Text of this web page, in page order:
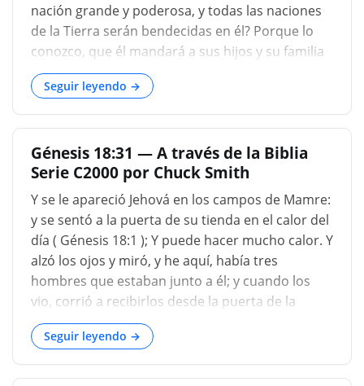
nación grande y poderosa, y todas las naciones
de la Tierra serán bendecidas en él? Porque lo
conozco, que él mandará a sus hijos y su familia
después de él, y mantendrán el camino del
Señor, a hacer justicia y juicio; que el Señor
pueda traer a Abraham lo que ha hablado de él.
_. Abraham se llama «el amigo de Dios. »No fue
simplemente que Dios fuera su amigo; Eso fue
sin brusquedad, y fue una gran maravilla de
gracia; Pero fue honrado de ser llamado «el
amigo de Dios» ', uno con quien Dios podía
celebrar dulce conversación, un hombre
después de su propio corazón, en quien confiaba
en quien revelaba sus secretos. Me temo que no
hay muchos hombres de la clase de Abraham en
haya un hombre así, con quien Dios es
Seguir leyendo →
Génesis 18:31 — A través de la Biblia
Serie C2000 por Chuck Smith
Y se le apareció Jehová en los campos de Mamre:
y se sentó a la puerta de su tienda en el calor del
día ( Génesis 18:1 ); Y puede hacer mucho calor. Y
alzó los ojos y miró, y he aquí, había tres
hombres que estaban junto a él; y cuando los
vio, corrió a recibirlos desde la puerta de la
tienda, y se inclinó a tierra, y dijo: Señor mío,
Adonai, si ahora he hallado gracia ante tus ojos,
te ruego que no desaparezcas de tu siervo; te
Seguir leyendo →